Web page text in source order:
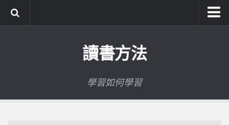
讀書方法
學習如何學習